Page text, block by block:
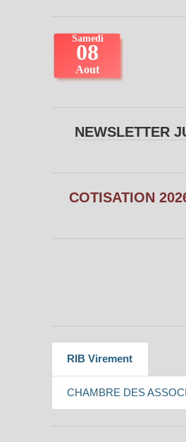
NEWSLETTER
COTISATION
RIB Virement
CHAMBRE DES